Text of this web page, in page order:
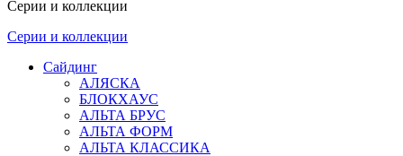
Серии и коллекции
Серии и коллекции
Сайдинг
АЛЯСКА
БЛОКХАУС
АЛЬТА БРУС
АЛЬТА ФОРМ
АЛЬТА КЛАССИКА